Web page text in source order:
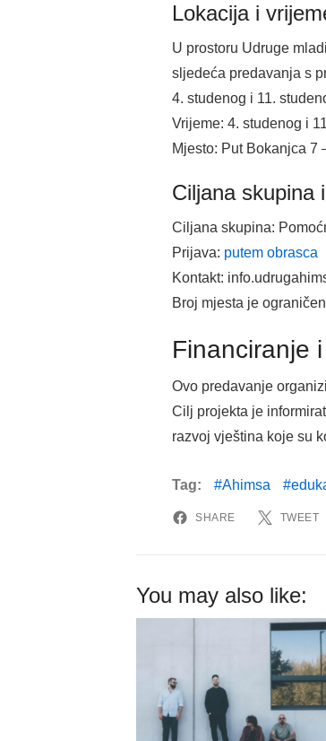
Lokacija i
U prostoru Udruge
sljedeća predavanja s
4. studenog i 11.
Vrijeme: 4. studenog i
Mjesto: Put Bokanjca 7
Ciljana skupina
Ciljana skupina:
Prijava: putem obrasca
Kontakt:
Broj mjesta je
Financiranje
Ovo predavanje
Cilj projekta je
razvoj vještina koje su
Tag: Ahimsa
SHARE TWEET
You may also like: